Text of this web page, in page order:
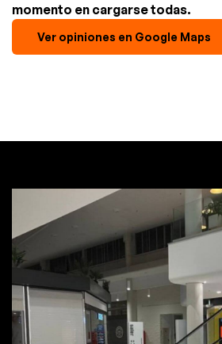
momento en cargarse todas.
Ver opiniones en Google Maps